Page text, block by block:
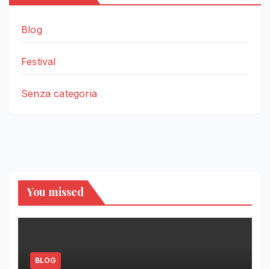
Blog
Festival
Senza categoria
You missed
BLOG